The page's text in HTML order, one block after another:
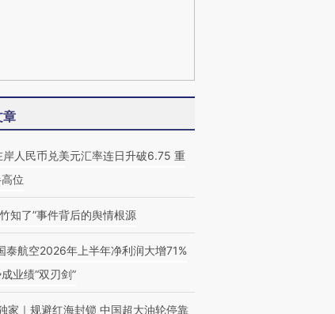
章
岸人民币兑美元汇率连日升破6.75 重
位
知了”事件背后的舆情根源
泰航空2026年上半年净利润大增71%
业绩“双刃剑”
家｜规避红海封锁 中国超大油轮停靠